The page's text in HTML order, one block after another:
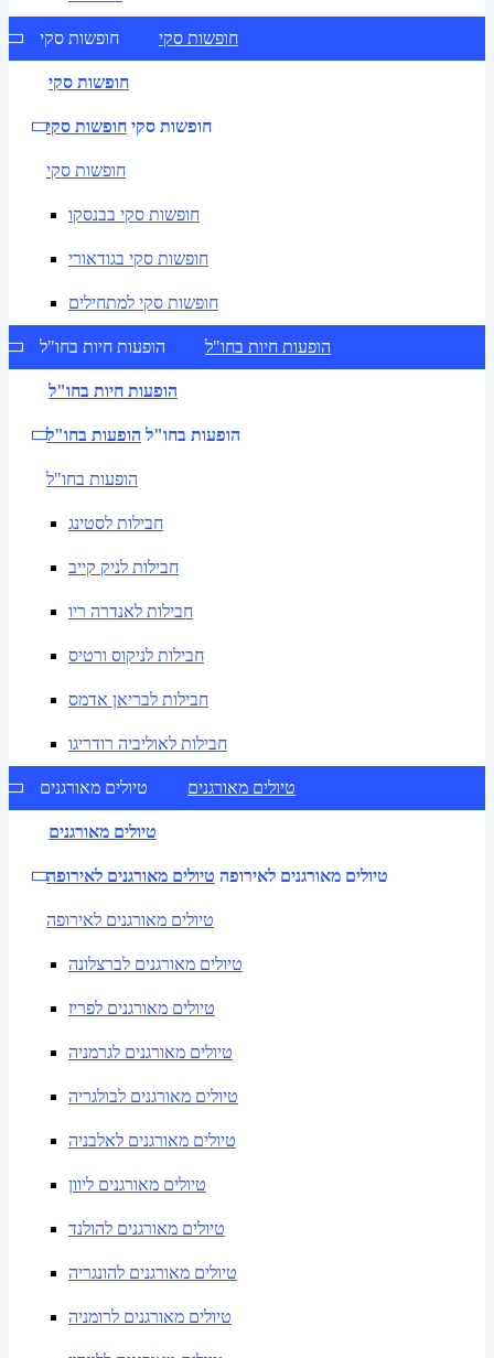
חופשות סקי חופשות סקי
חופשות סקי
חופשות סקי חופשות סקי
חופשות סקי
חופשות סקי בבנסקו
חופשות סקי בגודאורי
חופשות סקי למתחילים
הופעות חיות בחו"ל הופעות חיות בחו"ל
הופעות חיות בחו"ל
הופעות בחו"ל הופעות בחו"ל
הופעות בחו"ל
חבילות לסטינג
חבילות לניק קייב
חבילות לאנדרה ריו
חבילות לניקוס ורטיס
חבילות לבריאן אדמס
חבילות לאוליביה רודריגו
טיולים מאורגנים טיולים מאורגנים
טיולים מאורגנים
טיולים מאורגנים לאירופה טיולים מאורגנים לאירופה
טיולים מאורגנים לאירופה
טיולים מאורגנים לברצלונה
טיולים מאורגנים לפריז
טיולים מאורגנים לגרמניה
טיולים מאורגנים לבולגריה
טיולים מאורגנים לאלבניה
טיולים מאורגנים ליוון
טיולים מאורגנים להולנד
טיולים מאורגנים להונגריה
טיולים מאורגנים לרומניה